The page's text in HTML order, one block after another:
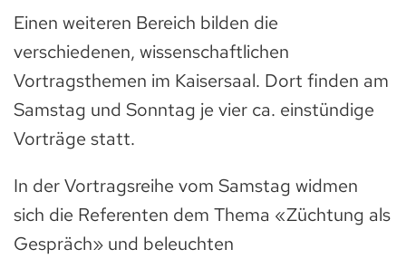
Einen weiteren Bereich bilden die
verschiedenen, wissenschaftlichen
Vortragsthemen im Kaisersaal. Dort finden am
Samstag und Sonntag je vier ca. einstündige
Vorträge statt.
In der Vortragsreihe vom Samstag widmen
sich die Referenten dem Thema «Züchtung als
Gespräch» und beleuchten